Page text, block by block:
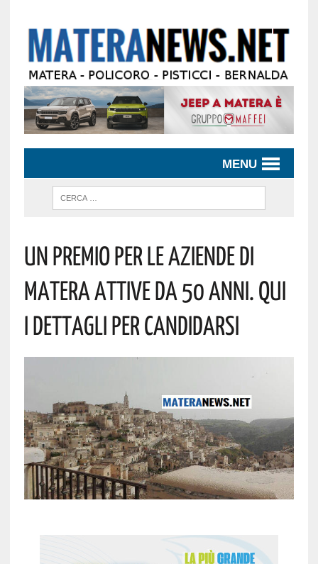
MENU
UN PREMIO PER LE AZIENDE DI
MATERA ATTIVE DA 50 ANNI. QUI
I DETTAGLI PER CANDIDARSI